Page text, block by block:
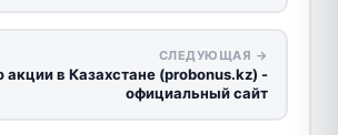
СЛЕДУЮЩАЯ →
акции в Казахстане (probonus.kz) -
официальный сайт